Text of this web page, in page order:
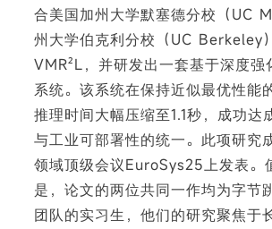
合美国加州大学默塞德分校（UC
州大学伯克利分校（UC Berkeley
VMR²L，并研发出一套基于深度强
系统。该系统在保持近似最优性能
推理时间大幅压缩至1.1秒，成功达
与工业可部署性的统一。此项研究
领域顶级会议EuroSys25上发表。
是，论文的两位共同一作均为字
团队的实习生，他们的研究聚焦于